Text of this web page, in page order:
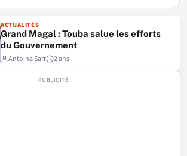
ACTUALITÉS
Grand Magal : Touba salue les efforts
du Gouvernement
Antoine Sarr
2 ans